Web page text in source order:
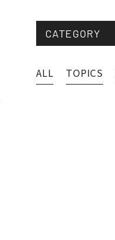
CATEGORY
ALL TOPICS